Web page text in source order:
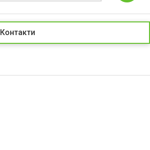
Контакти